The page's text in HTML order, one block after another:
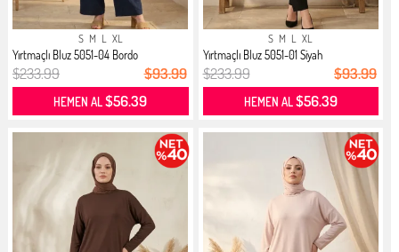
S M L XL
Yırtmaçlı Bluz 5051-04 Bordo
$233.99 $93.99
HEMEN AL$56.39
S M L XL
Yırtmaçlı Bluz 5051-01 Siyah
$233.99 $93.99
HEMEN AL$56.39